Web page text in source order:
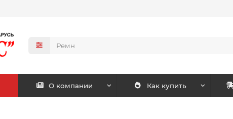
О компании Как купить